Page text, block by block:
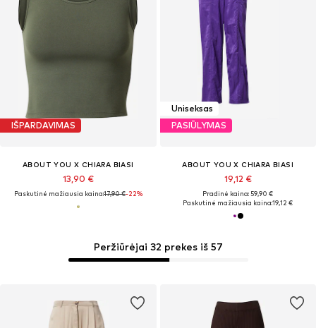
Peržiūrėjai 32 prekes iš 57
IŠPARDAVIMAS
ABOUT YOU X CHIARA BIASI
13,90 €
Paskutinė mažiausia kaina:17,90 €-22%
Uniseksas
PASIŪLYMAS
ABOUT YOU X CHIARA BIASI
19,12 €
Pradinė kaina: 59,90 €
Paskutinė mažiausia kaina:19,12 €